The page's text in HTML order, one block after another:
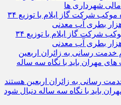
و ایجاد درآمدهای پایدار برای
مالی شهرداری‌ ها
‌رسانی به زائران اربعین هستند
باید با نگاه سه‌ ساله دنبال شود